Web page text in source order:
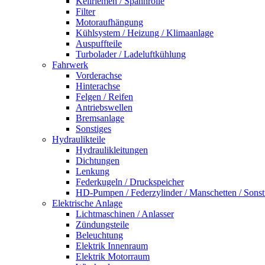
Filter
Motoraufhängung
Kühlsystem / Heizung / Klimaanlage
Auspuffteile
Turbolader / Ladeluftkühlung
Fahrwerk
Vorderachse
Hinterachse
Felgen / Reifen
Antriebswellen
Bremsanlage
Sonstiges
Hydraulikteile
Hydraulikleitungen
Dichtungen
Lenkung
Federkugeln / Druckspeicher
HD-Pumpen / Federzylinder / Manschetten /
Elektrische Anlage
Lichtmaschinen / Anlasser
Zündungsteile
Beleuchtung
Elektrik Innenraum
Elektrik Motorraum